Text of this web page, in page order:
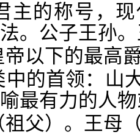
的称号，
。公子王孙
以下的最高
的首领：山
最有力的人
父）。王母